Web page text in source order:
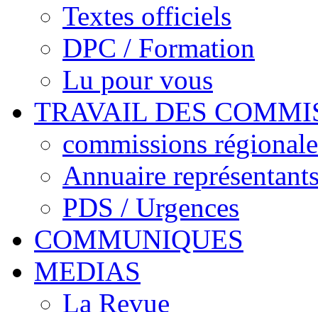
Textes officiels
DPC / Formation
Lu pour vous
TRAVAIL DES
commissions
Annuaire
PDS / Urgences
COMMUNIQUES
MEDIAS
La Revue